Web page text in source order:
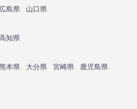
広島県
山口県
知県
本県 大分県 宮崎県
鹿児島県